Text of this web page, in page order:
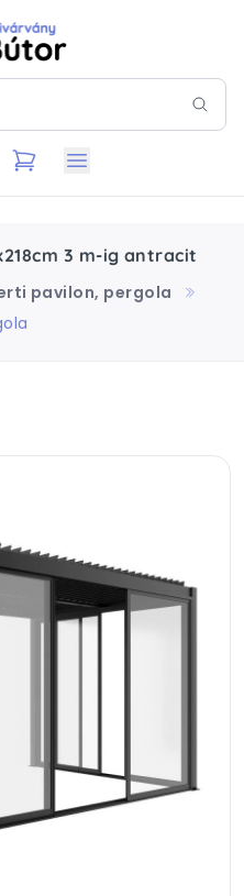
3 m-ig antracit
pavilon, pergola